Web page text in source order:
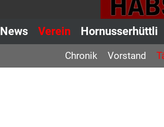
News Verein Hornusserhüttli
Chronik Vorstand